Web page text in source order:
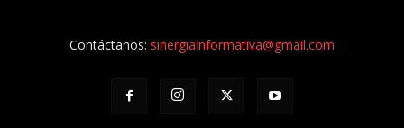
Contáctanos: sinergiainformativa@gmail.com